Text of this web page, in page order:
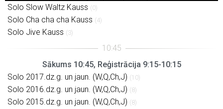
Solo Slow Waltz Kauss (0)
Solo Cha cha cha Kauss (4)
Solo Jive Kauss (3)
Sākums 10:45, Reģistrācija 9:15-10:15
Solo 2017.dz.g. un jaun. (W,Q,Ch,J) (10)
Solo 2016.dz.g. un jaun. (W,Q,Ch,J) (8)
Solo 2015.dz.g. un jaun. (W,Q,Ch,J) (8)